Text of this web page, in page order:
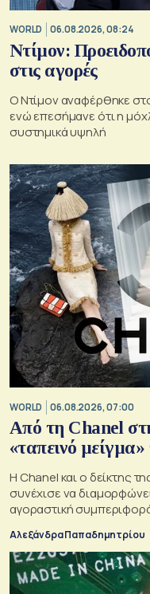
WORLD 06.08.2026, 08:24
Ντίμον:
στις αγορές
Ο Ντίμον αναφέρθηκε
ενώ επεσήμανε ότι η
συστημικά υψηλή
WORLD 06.08.2026, 07:00
Από τη Chanel
«ταπεινό
Η Chanel και ο δείκτης
συνέχισε να
αγοραστική
Αλεξάνδρα Παπαδημητρίου